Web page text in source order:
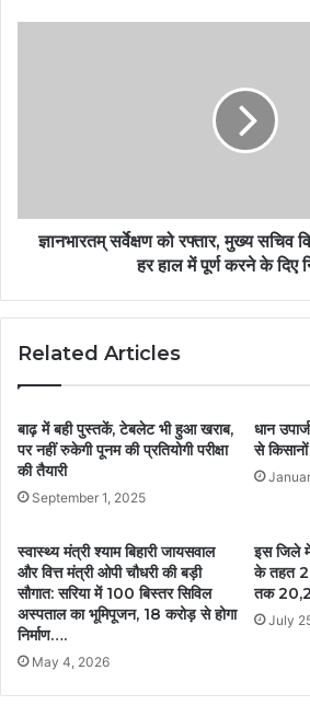
ज्ञानभारतम् सर्वेक्षण को रफ्तार, मुख्य
हर हाल में पूर्ण करने के दिए
Related Articles
बाढ़ में बही पुस्तकें, टेबलेट भी हुआ खराब,
पर नहीं रुकेगी पूनम की प्रतियोगी परीक्षा
की तैयारी
September 1, 2025
धान
से
स्वास्थ्य मंत्री श्याम बिहारी जायसवाल
और वित्त मंत्री ओपी चौधरी की बड़ी
सौगात: सरिया में 100 बिस्तर सिविल
अस्पताल का भूमिपूजन, 18 करोड़ से होगा
निर्माण….
May 4, 2026
इस जिले
के तहत
तक
July